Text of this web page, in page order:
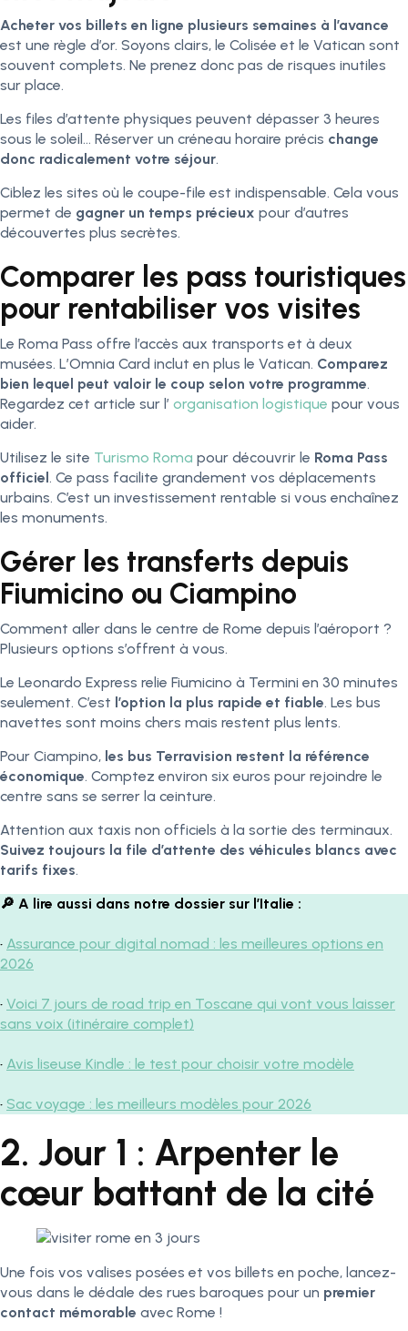
Acheter vos billets en ligne plusieurs semaines à l’avance
est une règle d’or. Soyons clairs, le Colisée et le Vatican sont
souvent complets. Ne prenez donc pas de risques inutiles
sur place.
Les files d’attente physiques peuvent dépasser 3 heures
sous le soleil… Réserver un créneau horaire précis change
donc radicalement votre séjour.
Ciblez les sites où le coupe-file est indispensable. Cela vous
permet de gagner un temps précieux pour d’autres
découvertes plus secrètes.
Comparer les pass touristiques
pour rentabiliser vos visites
Le Roma Pass offre l’accès aux transports et à deux
musées. L’Omnia Card inclut en plus le Vatican. Comparez
bien lequel peut valoir le coup selon votre programme.
Regardez cet article sur l’ organisation logistique pour vous
aider.
Utilisez le site Turismo Roma pour découvrir le Roma Pass
officiel. Ce pass facilite grandement vos déplacements
urbains. C’est un investissement rentable si vous enchaînez
les monuments.
Gérer les transferts depuis
Fiumicino ou Ciampino
Comment aller dans le centre de Rome depuis l’aéroport ?
Plusieurs options s’offrent à vous.
Le Leonardo Express relie Fiumicino à Termini en 30 minutes
seulement. C’est l’option la plus rapide et fiable. Les bus
navettes sont moins chers mais restent plus lents.
Pour Ciampino, les bus Terravision restent la référence
économique. Comptez environ six euros pour rejoindre le
centre sans se serrer la ceinture.
Attention aux taxis non officiels à la sortie des terminaux.
Suivez toujours la file d’attente des véhicules blancs avec
tarifs fixes.
🔎​ A lire aussi dans notre dossier sur l’Italie :
• Assurance pour digital nomad : les meilleures options en
2026
• Voici 7 jours de road trip en Toscane qui vont vous laisser
sans voix (itinéraire complet)
• Avis liseuse Kindle : le test pour choisir votre modèle
• Sac voyage : les meilleurs modèles pour 2026
2. Jour 1 : Arpenter le
cœur battant de la cité
Une fois vos valises posées et vos billets en poche, lancez-
vous dans le dédale des rues baroques pour un premier
contact mémorable avec Rome !